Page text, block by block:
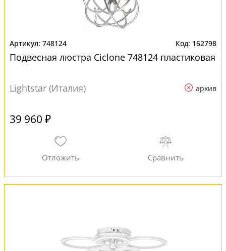
748124 162798
Подвесная люстра Ciclone 748124 пластиковая
Lightstar (Италия) архив
39 960 ₽